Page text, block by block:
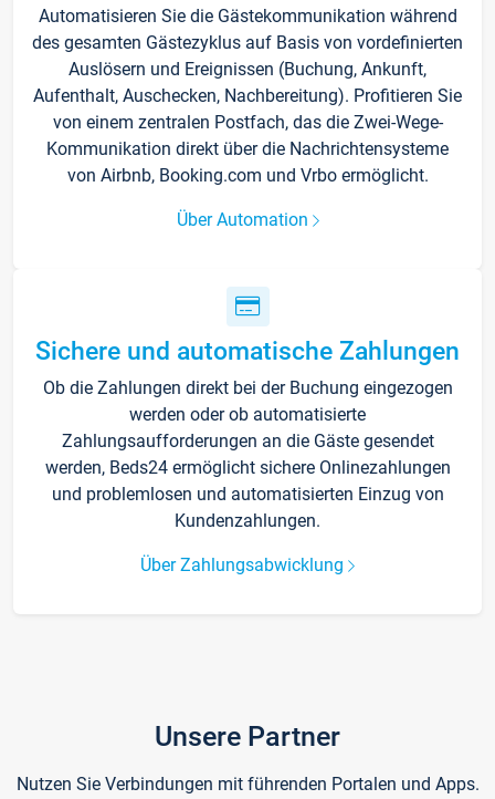
Automatisieren Sie die Gästekommunikation während
des gesamten Gästezyklus auf Basis von vordefinierten
Auslösern und Ereignissen (Buchung, Ankunft,
Aufenthalt, Auschecken, Nachbereitung). Profitieren Sie
von einem zentralen Postfach, das die Zwei-Wege-
Kommunikation direkt über die Nachrichtensysteme
von Airbnb, Booking.com und Vrbo ermöglicht.
Über Automation
Sichere und automatische Zahlungen
Ob die Zahlungen direkt bei der Buchung eingezogen
werden oder ob automatisierte
Zahlungsaufforderungen an die Gäste gesendet
werden, Beds24 ermöglicht sichere Onlinezahlungen
und problemlosen und automatisierten Einzug von
Kundenzahlungen.
Über Zahlungsabwicklung
Unsere Partner
Nutzen Sie Verbindungen mit führenden Portalen und Apps.